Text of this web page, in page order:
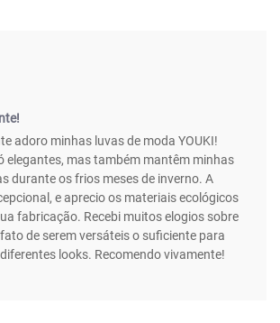
adoro minhas luvas de moda YOUKI!
elegantes, mas também mantêm minhas
durante os frios meses de inverno. A
e aprecio os materiais ecológicos
fabricação. Recebi muitos elogios sobre
de serem versáteis o suficiente para
looks. Recomendo vivamente!